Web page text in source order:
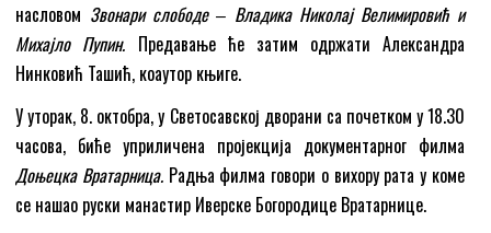
насловом Звонари слободе ‒ Владика Николај Велимировић и
Михајло Пупин. Предавање ће затим одржати Александра
Нинковић Ташић, коаутор књиге.
У уторак, 8. октобра, у Светосавској дворани са почетком у 18.30
часова, биће уприличена пројекција документарног филма
Доњецка Вратарница. Радња филма говори о вихору рата у коме
се нашао руски манастир Иверске Богородице Вратарнице.